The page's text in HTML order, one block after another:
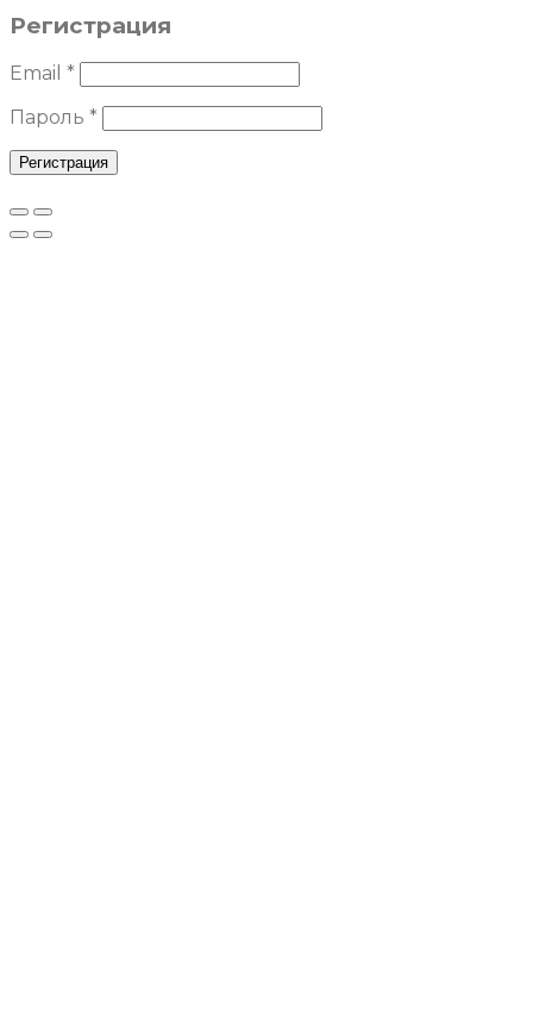
Регистрация
Email *
Пароль *
Регистрация